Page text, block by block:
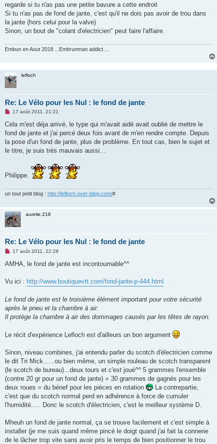
s
s
a
g
e
n
n
l
regarde si tu n'as pas une petite bavure a cette endroit
Si tu n'as pas de fond de jante, c'est qu'il ne dois pas avoir de trou dans
la jante (hors celui pour la valve)
Sinon, un bout de "colant d'electricien" peut faire l'affaire.
Embun en Aout 2018 ...Embrunman addict ...
lefloch
Re: Le Vélo pour les Nul : le fond de jante
M
s
a
g
e
n
u
17 août 2011, 21:21
Cela m'est déja arrivé, le type qui m'avait aidé avait oublié de mettre le
fond de jante et j'ai percé deux fois avant de m'en rendre compte. Depuis
la pose d'un fond de jante, plus de problème. En tout cas, bien le sujet et
le titre, je suis très mauvais aussi...
Philippe.
un tout petit blog : http://lefloch.over-blog.com/#
aurelie.218
Re: Le Vélo pour les Nul : le fond de jante
M
s
g
o
n
l
u
17 août 2011, 22:28
AMHA, le fond de jante est incontournable^^
Vu ici : http://www.boutiquevtt.com/fond-jante-p-444.html
Le fond de jante est le troisième élément important pour votre sécurité
après le pneu et la chambre à air.
Il protège la chambre à air des dommages causés par les têtes de rayon.
Le récit d'expérience Lefloch est d'ailleurs un bon argument
Sinon, niveau combines, j'ai entendu parler du scotch d'électricien comme
le dit Tri Mick......ou bien même, un simple rouleau de scotch transparent
(le scotch de bureau)...deux tours et c'est joué^^ 5 grammes l'ensemble
(contre 20 gr pour un fond de jante) = 30 grammes de gagnés pour les
deux roues = du bénef pour les pièces en rotation
La contrepartie,
c'est que du scotch normal perd en adhérence à force de cumuler
l'humidité..... Donc le scotch d'électricien, c'est le meilleur système D.
Mheuh un fond de jante normal, ça se trouve facilement et c'est simple à
installer (je me suis quand même pincé le doigt quand j'ai fait la connerie
de le lâcher trop vite sans avoir pris le temps de bien positionner le trou